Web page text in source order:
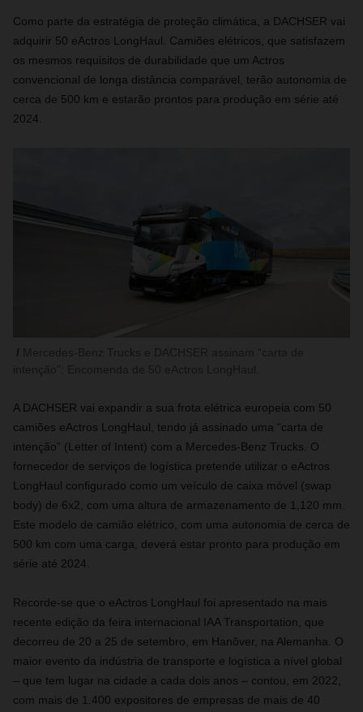
Como parte da estratégia de proteção climática, a DACHSER vai
adquirir 50 eActros LongHaul. Camiões elétricos, que satisfazem
os mesmos requisitos de durabilidade que um Actros
convencional de longa distância comparável, terão autonomia de
cerca de 500 km e estarão prontos para produção em série até
2024.
A DACHSER vai expandir a sua frota elétrica europeia com 50
camiões eActros LongHaul, tendo já assinado uma “carta de
intenção” (Letter of Intent) com a Mercedes-Benz Trucks. O
fornecedor de serviços de logística pretende utilizar o eActros
LongHaul configurado como um veículo de caixa móvel (swap
body) de 6x2, com uma altura de armazenamento de 1,120 mm.
Este modelo de camião elétrico, com uma autonomia de cerca de
500 km com uma carga, deverá estar pronto para produção em
série até 2024.
Recorde-se que o eActros LongHaul foi apresentado na mais
recente edição da feira internacional IAA Transportation, que
decorreu de 20 a 25 de setembro, em Hanôver, na Alemanha. O
maior evento da indústria de transporte e logística a nível global
– que tem lugar na cidade a cada dois anos – contou, em 2022,
com mais de 1.400 expositores de empresas de mais de 40